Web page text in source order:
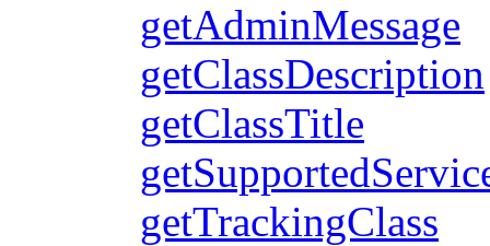
getAdminMessage
getClassDescription
getClassTitle
getTrackingClass